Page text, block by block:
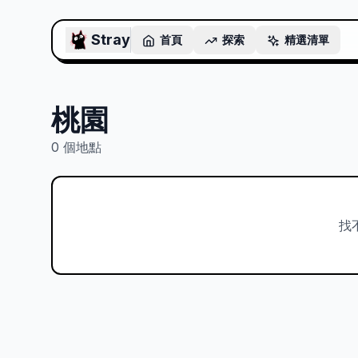
Stray 首頁 探索 精選清單
桃園
0 個地點
找